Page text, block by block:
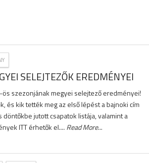
SELEJTEZŐK EREDMÉNYEI
szezonjának megyei selejtező eredményei!
és kik tették meg az első lépést a bajnoki cím
jutott csapatok listája, valamint a
ITT érhetők el.... Read More...